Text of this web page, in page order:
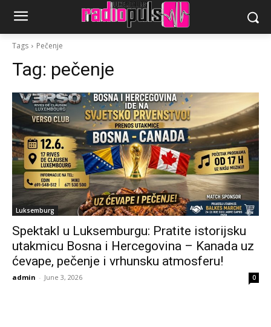
Tags Pečenje
Tag: pečenje
Luksemburg
Spektakl u Luksemburgu: Pratite istorijsku
utakmicu Bosna i Hercegovina – Kanada uz
ćevape, pečenje i vrhunsku atmosferu!
admin - June 3, 2026 0